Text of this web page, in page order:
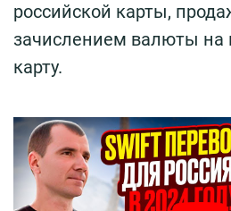
российской карты,
зачислением валюты на
карту.